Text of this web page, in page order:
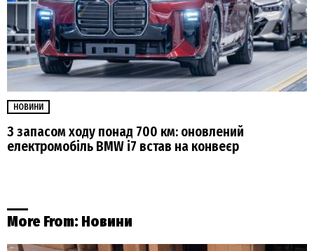
НОВИНИ
З запасом ходу понад 700 км: оновлений
електромобіль BMW i7 встав на конвеєр
More From: Новини